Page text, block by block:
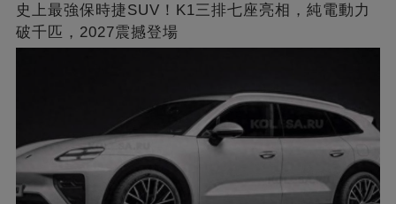
史上最強保時捷SUV！K1三排七座亮相，純電動力
破千匹，2027震撼登場